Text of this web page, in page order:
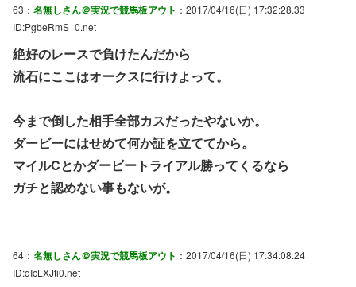
63： 名無しさん＠実況で競馬板アウト ：2017/04/16(日) 17:32:28.33
ID:PgbeRmS+0.net
絶好のレースで負けたんだから
流石にここはオークスに行けよって。
今まで倒した相手全部カスだったやないか。
ダービーにはせめて何か証を立ててから。
マイルCとかダービートライアル勝ってくるなら
ガチと認めない事もないが。
64： 名無しさん＠実況で競馬板アウト ：2017/04/16(日) 17:34:08.24
ID:qIcLXJti0.net